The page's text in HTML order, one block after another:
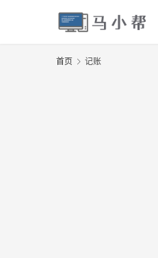
首页 记账